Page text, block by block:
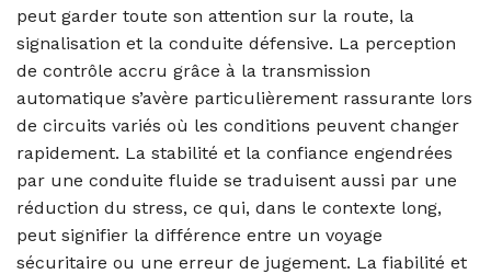
peut garder toute son attention sur la route, la
signalisation et la conduite défensive. La perception
de contrôle accru grâce à la transmission
automatique s’avère particulièrement rassurante lors
de circuits variés où les conditions peuvent changer
rapidement. La stabilité et la confiance engendrées
par une conduite fluide se traduisent aussi par une
réduction du stress, ce qui, dans le contexte long,
peut signifier la différence entre un voyage
sécuritaire ou une erreur de jugement. La fiabilité et